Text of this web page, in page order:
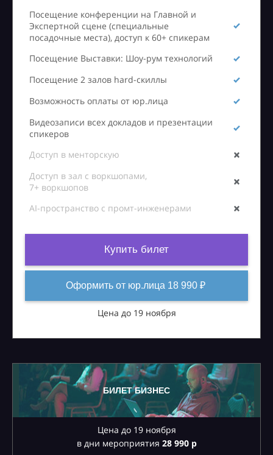
Посещение конференции на Главной и
Экспертной сцене (специальные
посадочные места), доступ к 60+ спикерам
Посещение Выставки: Шоу-рум технологий
Посещение 2 залов hard-скиллы
Возможность оплаты от юр.лица
Видеозаписи всех докладов и презентации
спикеров
Доступ в менторскую
Доступ в зал с воркшопами,
7+ воркшопов
AI-пространство с промт-инженерами
Купить билет
Оформить от юр.лица 18 990 ₽
Цена до 19 ноября
БИЛЕТ БИЗНЕС
Цена до 19 ноября
в дни мероприятия 28990 р